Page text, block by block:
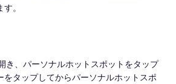
。
き、パーソナルホットスポットをタップ
をタップしてからパーソナルホットスポ